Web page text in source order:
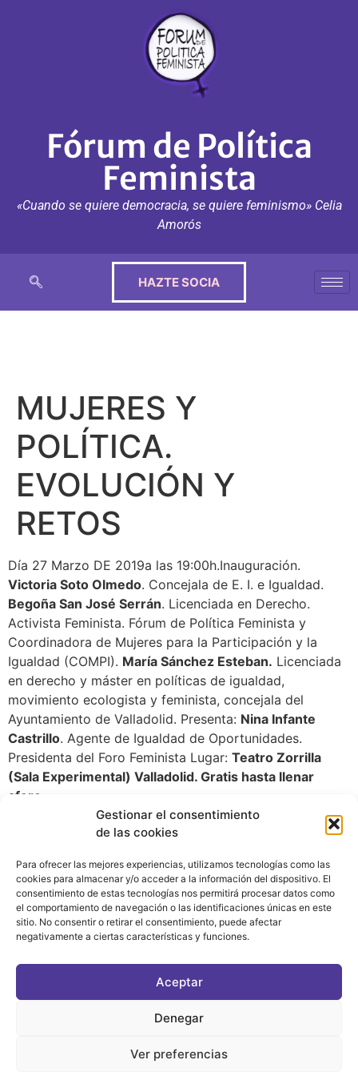
Gestionar el consentimiento
de las cookies
Para ofrecer las mejores experiencias, utilizamos tecnologías como las
cookies para almacenar y/o acceder a la información del dispositivo. El
consentimiento de estas tecnologías nos permitirá procesar datos como
el comportamiento de navegación o las identificaciones únicas en este
sitio. No consentir o retirar el consentimiento, puede afectar
negativamente a ciertas características y funciones.
Aceptar
Denegar
Ver preferencias
Fórum de Política
Feminista
«Cuando se quiere democracia, se quiere feminismo» Celia
Amorós
HAZTE SOCIA
MUJERES Y
POLÍTICA.
EVOLUCIÓN Y
RETOS
Día 27 Marzo DE 2019a las 19:00h.Inauguración.
Victoria Soto Olmedo. Concejala de E. I. e Igualdad.
Begoña San José Serrán. Licenciada en Derecho.
Activista Feminista. Fórum de Política Feminista y
Coordinadora de Mujeres para la Participación y la
Igualdad (COMPI). María Sánchez Esteban. Licenciada
en derecho y máster en políticas de igualdad,
movimiento ecologista y feminista, concejala del
Ayuntamiento de Valladolid. Presenta: Nina Infante
Castrillo. Agente de Igualdad de Oportunidades.
Presidenta del Foro Feminista Lugar: Teatro Zorrilla
(Sala Experimental) Valladolid. Gratis hasta llenar
aforo.
ASOCIATE AL FÓRUM
C/ BRAVO MURILLO, 4 DESPACHO 5. 28015 MADRID